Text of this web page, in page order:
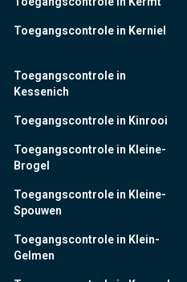
Toegangscontrole in Kerniel
Toegangscontrole in
Kessenich
Toegangscontrole in Kinrooi
Toegangscontrole in Kleine-
Brogel
Toegangscontrole in Kleine-
Spouwen
Toegangscontrole in Klein-
Gelmen